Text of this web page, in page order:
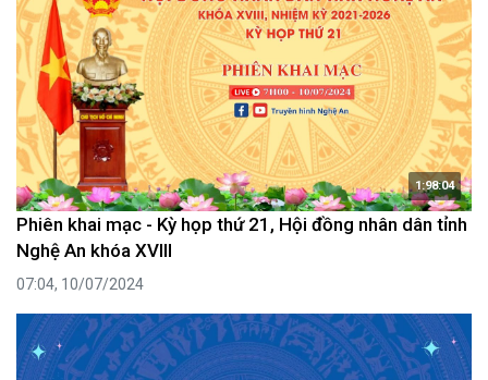
1:98:04
Phiên khai mạc - Kỳ họp thứ 21, Hội đồng nhân dân tỉnh
Nghệ An khóa XVIII
07:04, 10/07/2024